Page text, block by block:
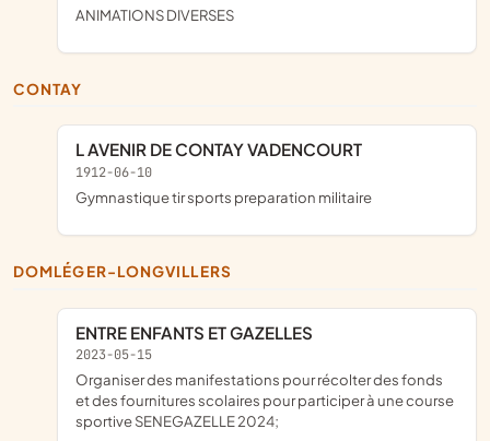
ANIMATIONS DIVERSES
CONTAY
L AVENIR DE CONTAY VADENCOURT
1912-06-10
gymnastique tir sports preparation militaire
DOMLÉGER-LONGVILLERS
ENTRE ENFANTS ET GAZELLES
2023-05-15
organiser des manifestations pour récolter des fonds
et des fournitures scolaires pour participer à une course
sportive SENEGAZELLE 2024;